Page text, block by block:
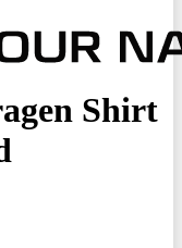
Shirt